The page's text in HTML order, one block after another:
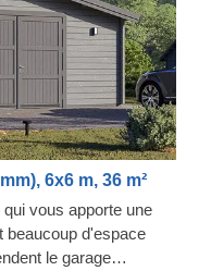
6x6 m, 36 m²
vous apporte une
beaucoup d'espace
le garage